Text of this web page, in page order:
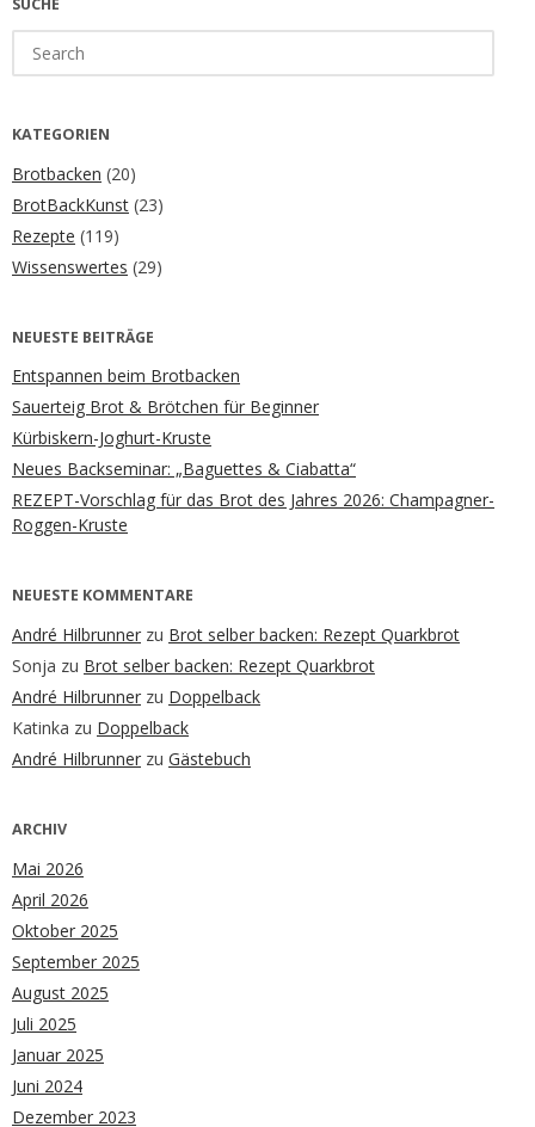
for:
KATEGORIEN
Brotbacken (20)
BrotBackKunst (23)
Rezepte (119)
Wissenswertes (29)
NEUESTE BEITRÄGE
Entspannen beim Brotbacken
Sauerteig Brot & Brötchen für Beginner
Kürbiskern-Joghurt-Kruste
Neues Backseminar: „Baguettes & Ciabatta“
REZEPT-Vorschlag für das Brot des Jahres 2026: Champagner-
Roggen-Kruste
NEUESTE KOMMENTARE
André Hilbrunner zu Brot selber backen: Rezept Quarkbrot
Sonja zu Brot selber backen: Rezept Quarkbrot
André Hilbrunner zu Doppelback
Katinka zu Doppelback
André Hilbrunner zu Gästebuch
ARCHIV
Mai 2026
April 2026
Oktober 2025
September 2025
August 2025
Juli 2025
Januar 2025
Juni 2024
Dezember 2023